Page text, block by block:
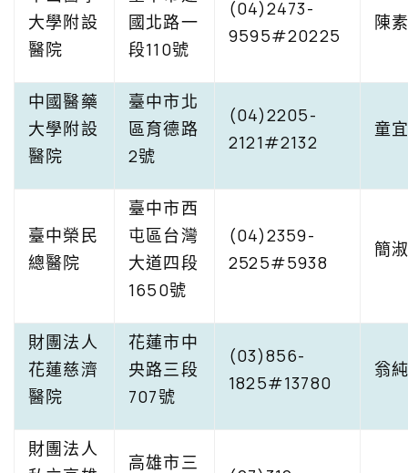
大學附設
醫院
國北路一
段110號
(04)2473-
9595#20225
陳
中國醫藥
大學附設
醫院
臺中市北
區育德路
2號
(04)2205-
2121#2132
童
臺中榮民
總醫院
臺中市西
屯區台灣
大道四段
1650號
(04)2359-
2525#5938
簡
財團法人
花蓮慈濟
醫院
花蓮市中
央路三段
707號
(03)856-
1825#13780
翁
財團法人
高雄市三